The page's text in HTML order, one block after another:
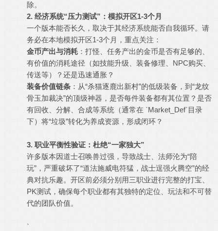
除。
2. 经济系统“压力测试”：模拟开区1-3个月
一个版本能否长久，取决于其经济系统能否自我循环。请
务必在本地模拟开区1-3个月，重点关注：
金币产出与消耗 ：打怪、任务产出的金币是否有足够的、
有价值的消耗途径（如技能升级、装备修理、NPC购买、
传送等）？还是迅速通胀？
装备价值链条 ：从“杀猫逐鹿出新村”的低级装备，到“龙纹
骨玉加裁决”的顶级神器，是否每件装备都有其位置？是否
有回收、分解、合成等系统（通常在 `Market_Def`目录
下）将“垃圾”转化为养成资源，形成闭环？
3. 职业平衡性验证：杜绝“一家独大”
许多版本因道士召唤兽过强，导致战士、法师沦为“陪
玩”，严重破坏了“道法施威电符猛，战士逞强火腾空”的经
典对抗乐趣。开区前必须分别用三职业进行完整的打宝、
PK测试，确保每个职业都有其独特的定位、玩法和不可替
代的团队价值。
`